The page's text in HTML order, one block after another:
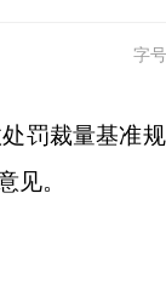
字
罚裁量基准
见。